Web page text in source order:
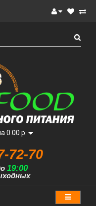
0.00 р.
72-70
19:00